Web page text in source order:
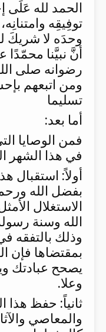
الحمد لله عَلَى
توفِيقِه
وحدَه لا شريكَ
أنَّ نبيَّنا
رضوانه صلى
ومن اتبعهم
تسليما
أما بعد:
فمن الوصايا
في هذا الشهر
أولاً: استقبال
بفضل الله
الاستغلال
الله وسنة
وذلك بالتفقه
بمقتضاها فإن
يصحح عبادتك
وعلا.
ثانياً: حفظ هذا
والمعاصي